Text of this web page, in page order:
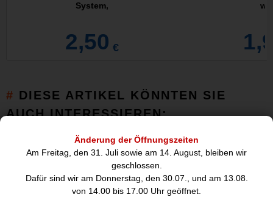
Änderung der Öffnungszeiten
Am Freitag, den 31. Juli sowie am 14. August, bleiben wir
geschlossen.
Dafür sind wir am Donnerstag, den 30.07., und am 13.08.
von 14.00 bis 17.00 Uhr geöffnet.
System,
2,50 €
DIESE ARTIKEL KÖNNTEN SIE
AUCH INTERESSIEREN: